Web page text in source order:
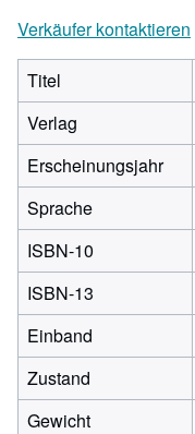
Verkäufer kontaktieren
Titel
Verlag
Erscheinungsjahr
Sprache
ISBN-10
ISBN-13
Einband
Zustand
Gewicht